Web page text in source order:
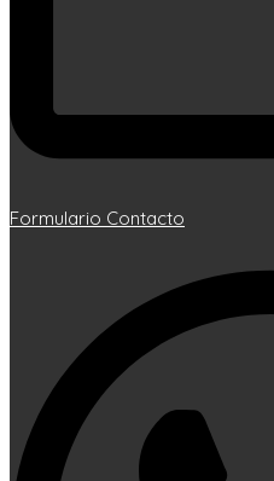
Formulario Contacto